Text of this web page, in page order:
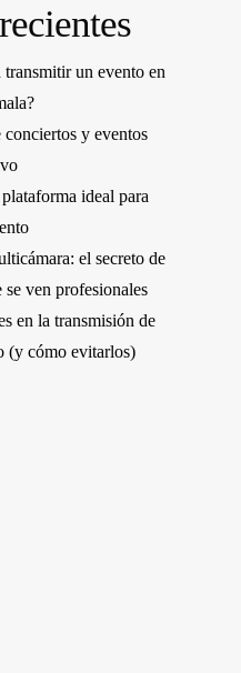
transmitir un evento en
y eventos
ideal para
el secreto de
se ven profesionales
en la transmisión de
(y cómo evitarlos)